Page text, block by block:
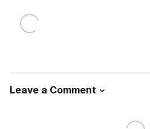
Leave a Comment